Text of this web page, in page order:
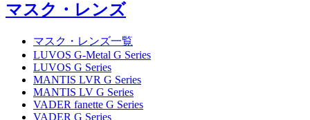
マスク・レンズ
マスク・レンズ一覧
LUVOS G-Metal G Series
LUVOS G Series
MANTIS LVR G Series
MANTIS LV G Series
VADER fanette G Series
VADER G Series